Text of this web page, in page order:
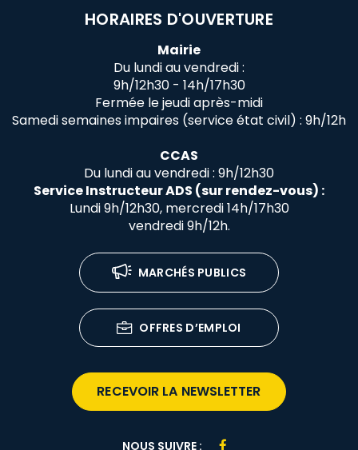
HORAIRES D'OUVERTURE
Mairie
Du lundi au vendredi :
9h/12h30 - 14h/17h30
Fermée le jeudi après-midi
Samedi semaines impaires (service état civil) : 9h/12h
CCAS
Du lundi au vendredi : 9h/12h30
Service Instructeur ADS (sur rendez-vous) :
Lundi 9h/12h30, mercredi 14h/17h30
vendredi 9h/12h.
MARCHÉS PUBLICS
OFFRES D’EMPLOI
RECEVOIR LA NEWSLETTER
NOUS SUIVRE :